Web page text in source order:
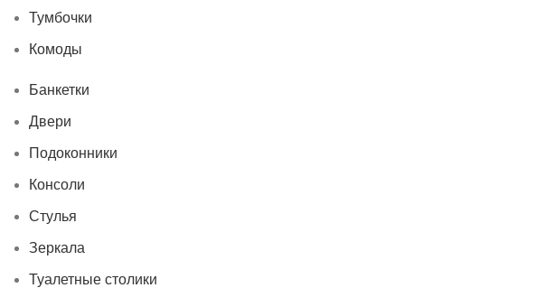
Тумбочки
Комоды
Банкетки
Двери
Подоконники
Консоли
Стулья
Зеркала
Туалетные столики